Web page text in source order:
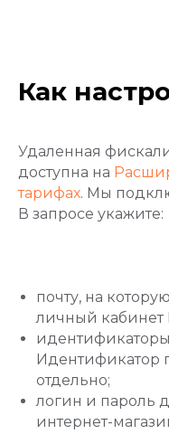
Как
Удаленная
доступна на
тарифах. Мы
В запросе укажите:
почту, на
личный кабинет
Идентификатор
отдельно;
логин и пароль
интернет-